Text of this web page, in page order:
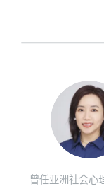
曾任亚洲社会心